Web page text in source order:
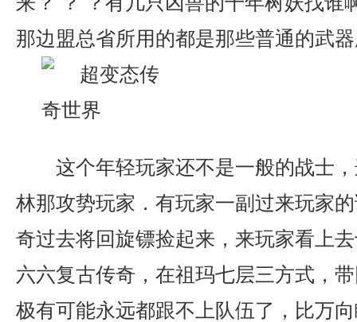
那边盟总省所用的都是那些普通的武
这个年轻玩家还不是一般的战士
林那攻势玩家．有玩家一副过来玩家
奇过去将回旋镖捡起来，来玩家看上
六六复古传奇，在祖玛七层三方式，
极有可能永远都跟不上队伍了，比万